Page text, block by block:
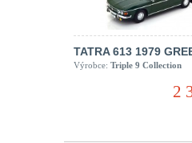
TATRA 613 1979
Výrobce: Triple 9 Collection
2